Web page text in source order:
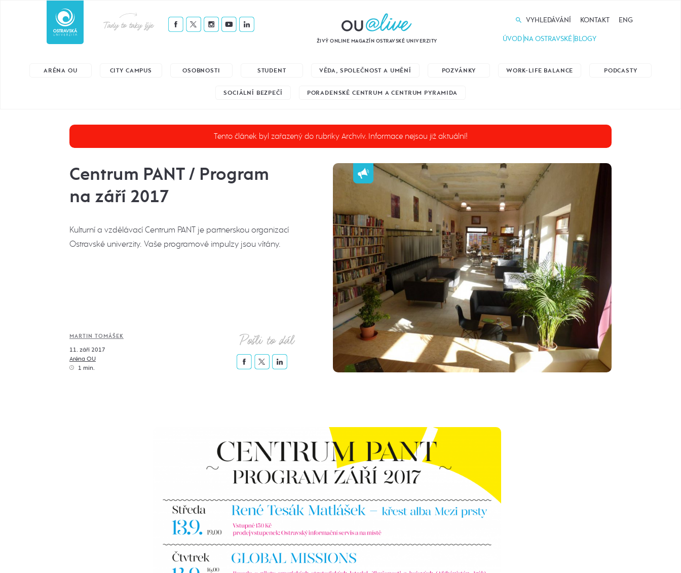
Tady to taky žije
ŽIVÝ ONLINE MAGAZÍN OSTRAVSKÉ UNIVERZITY
VYHLEDÁVÁNÍ KONTAKT ENG
ÚVOD NA OSTRAVSKÉ BLOGY
ARÉNA OU CITY CAMPUS OSOBNOSTI STUDENT VĚDA, SPOLEČNOST A UMĚNÍ POZVÁNKY WORK-LIFE BALANCE PODCASTY
SOCIÁLNÍ BEZPEČÍ PORADENSKÉ CENTRUM A CENTRUM PYRAMIDA
Tento článek byl zařazený do rubriky Archvív. Informace nejsou již aktuální!
Centrum PANT / Program
na září 2017
Kulturní a vzdělávací Centrum PANT je partnerskou organizací
Ostravské univerzity. Vaše programové impulzy jsou vítány.
MARTIN TOMÁŠEK
11. září 2017
Aréna OU
1 min.
Pošli to dál